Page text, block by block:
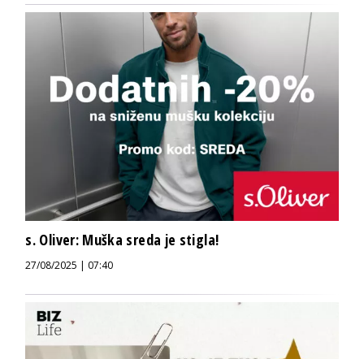
s. Oliver: Muška sreda je stigla!
27/08/2025 | 07:40